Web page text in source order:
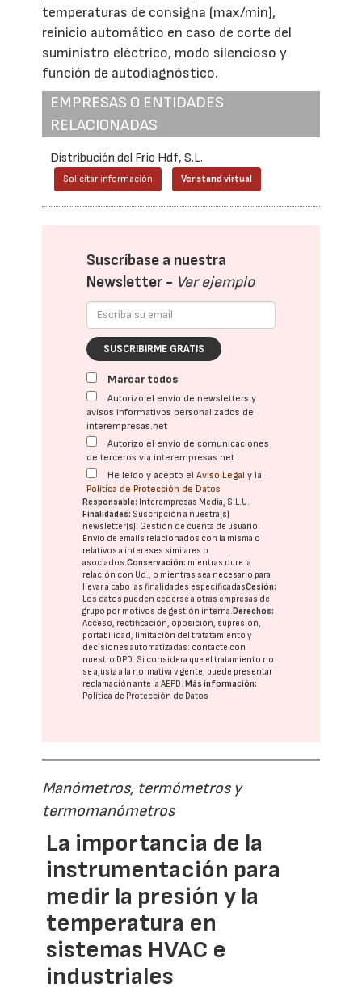
temperaturas de consigna (max/min),
reinicio automático en caso de corte del
suministro eléctrico, modo silencioso y
función de autodiagnóstico.
EMPRESAS O ENTIDADES
RELACIONADAS
Distribución del Frío Hdf, S.L.
Solicitar información Ver stand virtual
Suscríbase a nuestra
Newsletter - Ver ejemplo
SUSCRIBIRME GRATIS
Marcar todos
Autorizo el envío de newsletters y
avisos informativos personalizados de
interempresas.net
Autorizo el envío de comunicaciones
de terceros vía interempresas.net
He leído y acepto elAviso Legal y la
Política de Protección de Datos
Responsable: Interempresas Media, S.L.U.
Finalidades: Suscripción a nuestra(s)
newsletter(s). Gestión de cuenta de usuario.
Envío de emails relacionados con la misma o
relativos a intereses similares o
asociados.Conservación: mientras dure la
relación con Ud., o mientras sea necesario para
llevar a cabo las finalidades especificadasCesión:
Los datos pueden cederse a otras empresas del
grupo por motivos de gestión interna.Derechos:
Acceso, rectificación, oposición, supresión,
portabilidad, limitación del tratatamiento y
decisiones automatizadas: contacte con
nuestro DPD. Si considera que el tratamiento no
se ajusta a la normativa vigente, puede presentar
reclamación ante laAEPD.Más información:
Política de Protección de Datos
Manómetros, termómetros y
termomanómetros
La importancia de la
instrumentación para
medir la presión y la
temperatura en
sistemas HVAC e
industriales